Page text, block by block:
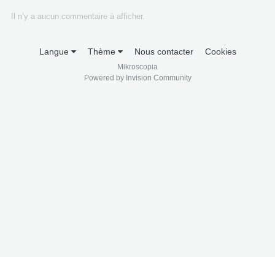
Il n’y a aucun commentaire à afficher.
Langue Thème Nous contacter Cookies
Mikroscopia
Powered by Invision Community